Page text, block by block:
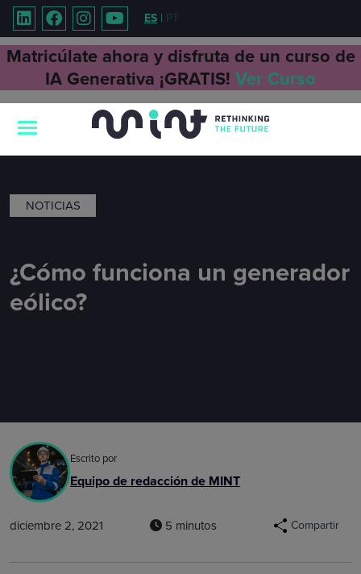
ES | PT
Matricúlate ahora y disfruta de un curso de
IA Generativa ¡GRATIS! Ver Curso
NOTICIAS
¿Cómo funciona un generador
eólico?
Escrito por
Equipo de redacción de MINT
diciembre 2, 2021 5 minutos Compartir